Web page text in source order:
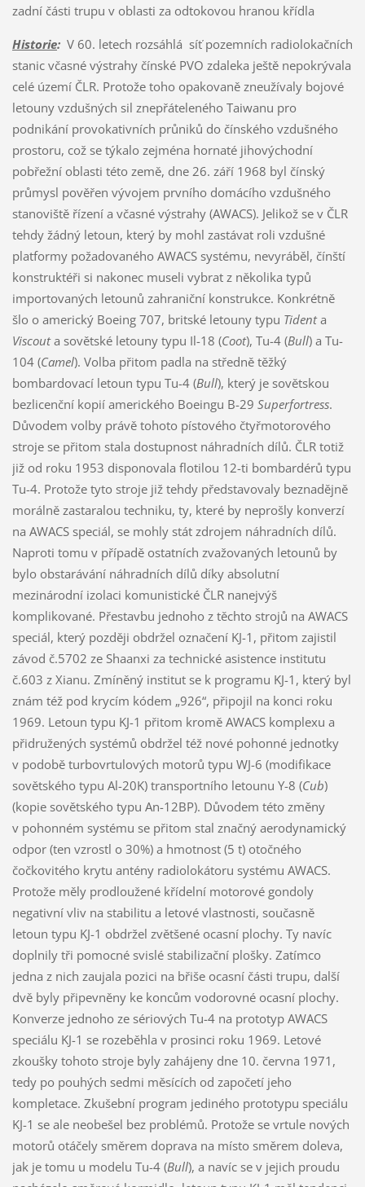
zadní části trupu v oblasti za odtokovou hranou křídla
Historie:V 60. letech rozsáhlá síť pozemních radiolokačních
stanic včasné výstrahy čínské PVO zdaleka ještě nepokrývala
celé území ČLR. Protože toho opakovaně zneužívaly bojové
letouny vzdušných sil znepřáteleného Taiwanu pro
podnikání provokativních průniků do čínského vzdušného
prostoru, což se týkalo zejména hornaté jihovýchodní
pobřežní oblasti této země, dne 26. září 1968 byl čínský
průmysl pověřen vývojem prvního domácího vzdušného
stanoviště řízení a včasné výstrahy (AWACS). Jelikož se v ČLR
tehdy žádný letoun, který by mohl zastávat roli vzdušné
platformy požadovaného AWACS systému, nevyráběl, čínští
konstruktéři si nakonec museli vybrat z několika typů
importovaných letounů zahraniční konstrukce. Konkrétně
šlo o americký Boeing 707, britské letouny typu Tidenta
Viscouta sovětské letouny typu Il-18 (Coot), Tu-4 (Bull) a Tu-
104 (Camel). Volba přitom padla na středně těžký
bombardovací letoun typu Tu-4 (Bull), který je sovětskou
bezlicenční kopií amerického Boeingu B-29 Superfortress.
Důvodem volby právě tohoto pístového čtyřmotorového
stroje se přitom stala dostupnost náhradních dílů. ČLR totiž
již od roku 1953 disponovala flotilou 12-ti bombardérů typu
Tu-4. Protože tyto stroje již tehdy představovaly beznadějně
morálně zastaralou techniku, ty, které by neprošly konverzí
na AWACS speciál, se mohly stát zdrojem náhradních dílů.
Naproti tomu v případě ostatních zvažovaných letounů by
bylo obstarávání náhradních dílů díky absolutní
mezinárodní izolaci komunistické ČLR nanejvýš
komplikované. Přestavbu jednoho z těchto strojů na AWACS
speciál, který později obdržel označení KJ-1, přitom zajistil
závod č.5702 ze Shaanxi za technické asistence institutu
č.603 z Xianu. Zmíněný institut se k programu KJ-1, který byl
znám též pod krycím kódem „926“, připojil na konci roku
1969. Letoun typu KJ-1 přitom kromě AWACS komplexu a
přidružených systémů obdržel též nové pohonné jednotky
v podobě turbovrtulových motorů typu WJ-6 (modifikace
sovětského typu Al-20K) transportního letounu Y-8 (Cub)
(kopie sovětského typu An-12BP). Důvodem této změny
v pohonném systému se přitom stal značný aerodynamický
odpor (ten vzrostl o 30%) a hmotnost (5 t) otočného
čočkovitého krytu antény radiolokátoru systému AWACS.
Protože měly prodloužené křídelní motorové gondoly
negativní vliv na stabilitu a letové vlastnosti, současně
letoun typu KJ-1 obdržel zvětšené ocasní plochy. Ty navíc
doplnily tři pomocné svislé stabilizační plošky. Zatímco
jedna z nich zaujala pozici na břiše ocasní části trupu, další
dvě byly připevněny ke koncům vodorovné ocasní plochy.
Konverze jednoho ze sériových Tu-4 na prototyp AWACS
speciálu KJ-1 se rozeběhla v prosinci roku 1969. Letové
zkoušky tohoto stroje byly zahájeny dne 10. června 1971,
tedy po pouhých sedmi měsících od započetí jeho
kompletace. Zkušební program jediného prototypu speciálu
KJ-1 se ale neobešel bez problémů. Protože se vrtule nových
motorů otáčely směrem doprava na místo směrem doleva,
jak je tomu u modelu Tu-4 (Bull), a navíc se v jejich proudu